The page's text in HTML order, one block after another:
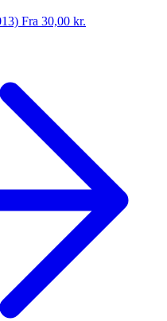
Fra 30,00 kr.